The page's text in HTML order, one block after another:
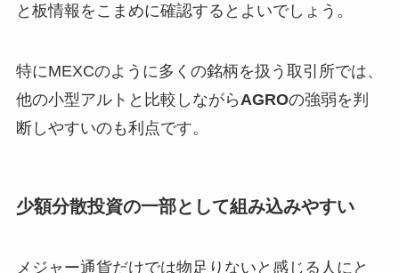
と板情報をこまめに確認するとよいでしょう。
特にMEXCのように多くの銘柄を扱う取引所では、
他の小型アルトと比較しながら AGROの強弱を判
断しやすいのも利点です。
少額分散投資の一部として組み込みやすい
メジャー通貨だけでは物足りないと感じる人にと